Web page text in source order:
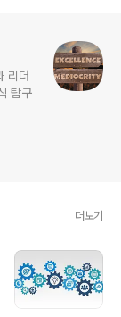
리더
탐구
더보기